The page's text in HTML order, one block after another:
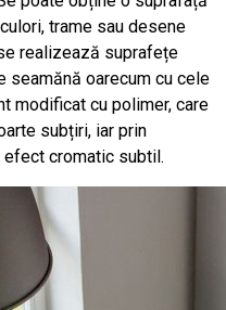
trame sau desene
realizează suprafețe
seamănă oarecum cu cele
modificat cu polimer, care
subțiri, iar prin
cromatic subtil.